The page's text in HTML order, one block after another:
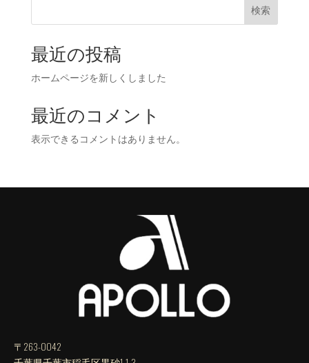
検索
最近の投稿
ホームページを新しくしました
最近のコメント
表示できるコメントはありません。
〒263-0042